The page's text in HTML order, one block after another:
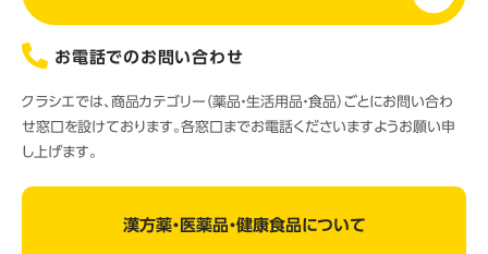
お電話でのお問い合わせ
クラシエでは、商品カテゴリー（薬品・生活用品・食品）ごとにお問い合わ
せ窓口を設けております。各窓口までお電話くださいますようお願い申
し上げます。
漢方薬・医薬品・健康食品について